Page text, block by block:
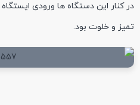
در کنار این دستگاه ها ورودی
تمیز و خلوت بود.